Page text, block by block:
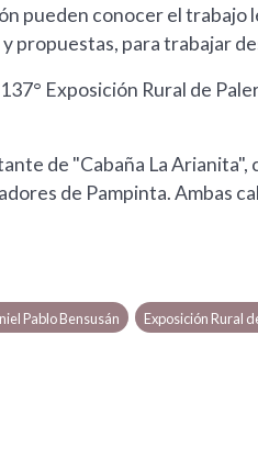
pueden conocer el trabajo
propuestas, para trabajar
Exposición Rural de
de "Cabaña La
de Pampinta. Ambas
Pablo Bensusán Exposición Rural